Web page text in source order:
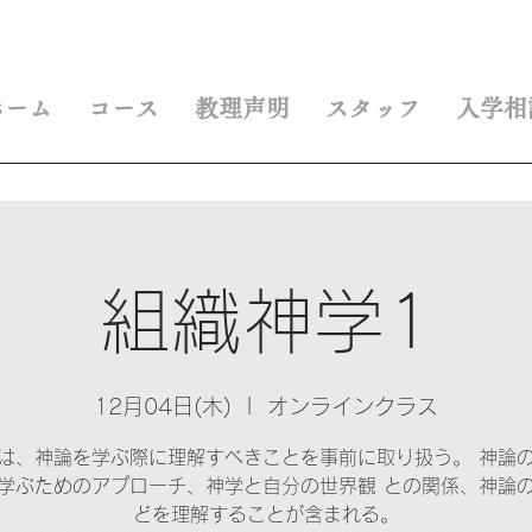
ーム コース 教理声明 スタッフ 入学相
組織神学1
12月04日(木) オンラインクラス
、神論を学ぶ際に理解すべきことを事前に取り扱う。 神論の
ぶためのアプローチ、神学と自分の世界観 との関係、神論
どを理解することが含まれる。